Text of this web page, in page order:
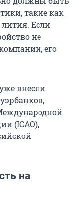
такие как
Если
не
его
внесли
(ICAO),
на